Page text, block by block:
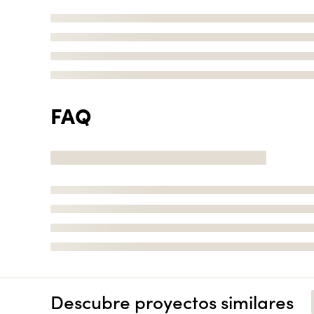
FAQ
Descubre proyectos similares